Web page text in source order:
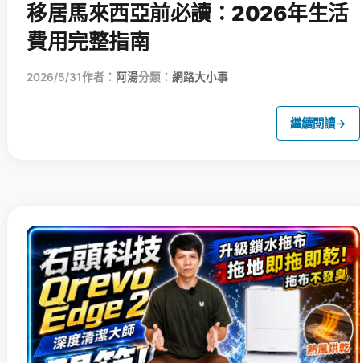
移居馬來西亞前必讀：2026年生活
費用完整指南
2026/5/31作者： 阿湯分類： 網路大小事
繼續閱讀→